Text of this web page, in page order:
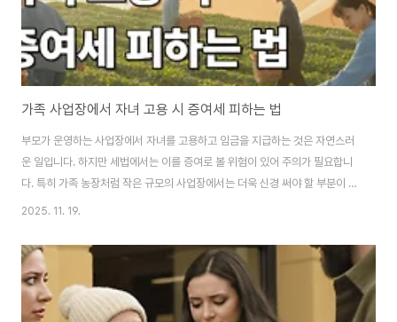
가족 사업장에서 자녀 고용 시 증여세 피하는 법
부모가 운영하는 사업장에서 자녀를 고용하고 임금을 지급하는 것은 자연스러
운 일입니다. 하지만 세법에서는 이를 증여로 볼 위험이 있어 주의가 필요합니
다. 특히 가족 농장처럼 작은 규모의 사업장에서는 더욱 신경 써야 할 부분이 많
습니다. 오늘은 자녀에게 지급하는 임금이 정당한 근로소득으로 인정받는 방법
글의 순서 1. 가족을 고용할 때 증여로 의심받는 이유2. 정당한 근로소득으로
인정받기 위한 필수 조건 2.1 근로계약서 작성의 중요성 2.2 실제 근무 증명 방
법3. 세무 신고와 비용 처리 방법4. 증여세 합산 위험과 대비책5. Q&A6. 결론
이 글의 요약 ✔ 가족에게 지급한 돈은 기본적으로 증여로 간주되므로 근로소
2025. 11. 19.